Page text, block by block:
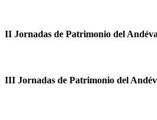
II Jornadas de Patrimonio del
III Jornadas de Patrimonio del